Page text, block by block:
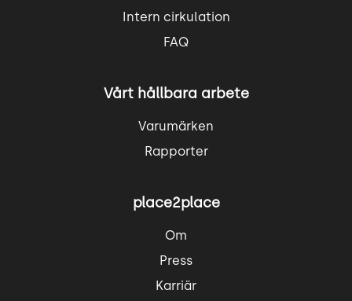
Intern cirkulation
FAQ
Vårt hållbara arbete
Varumärken
Rapporter
place2place
Om
Press
Karriär